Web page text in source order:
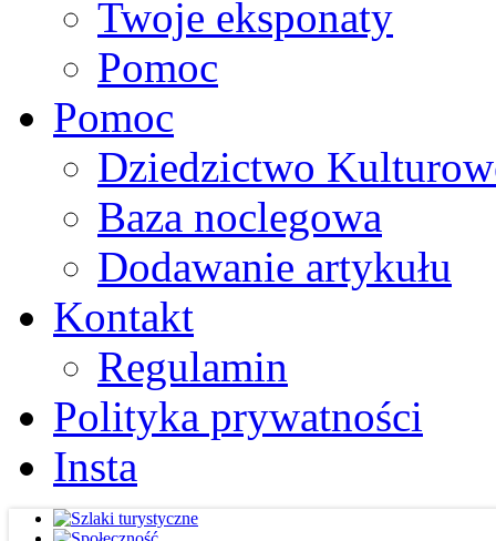
Twoje eksponaty
Pomoc
Pomoc
Dziedzictwo
Baza noclegowa
Dodawanie artykułu
Kontakt
Regulamin
Polityka prywatności
Insta